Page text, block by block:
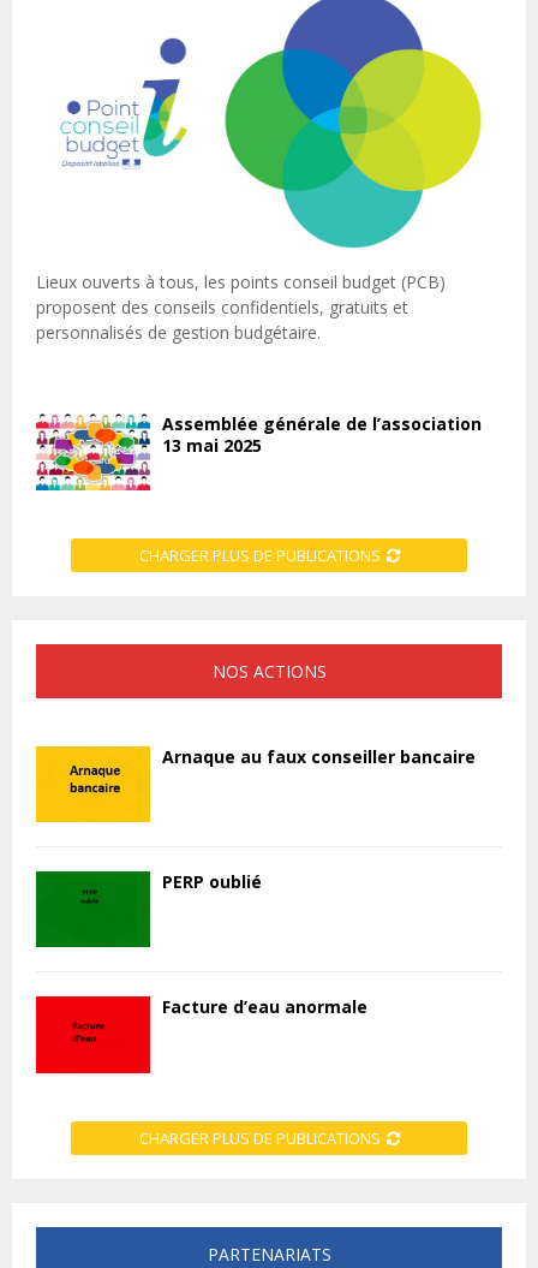
Lieux ouverts à tous, les points conseil budget (PCB)
proposent des conseils confidentiels, gratuits et
personnalisés de gestion budgétaire.
Assemblée générale de l’association
13 mai 2025
CHARGER PLUS DE PUBLICATIONS
NOS ACTIONS
Arnaque au faux conseiller bancaire
PERP oublié
Facture d’eau anormale
CHARGER PLUS DE PUBLICATIONS
PARTENARIATS